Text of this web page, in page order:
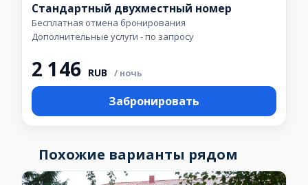
Стандартный двухместный номер
Бесплатная отмена бронирования
Дополнительные услуги - по запросу
2 146 RUB / ночь
Забронировать
Похожие варианты рядом